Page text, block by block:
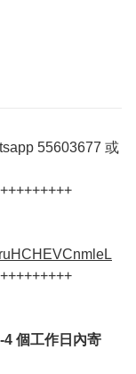
55603677 或
4 個工作日內寄